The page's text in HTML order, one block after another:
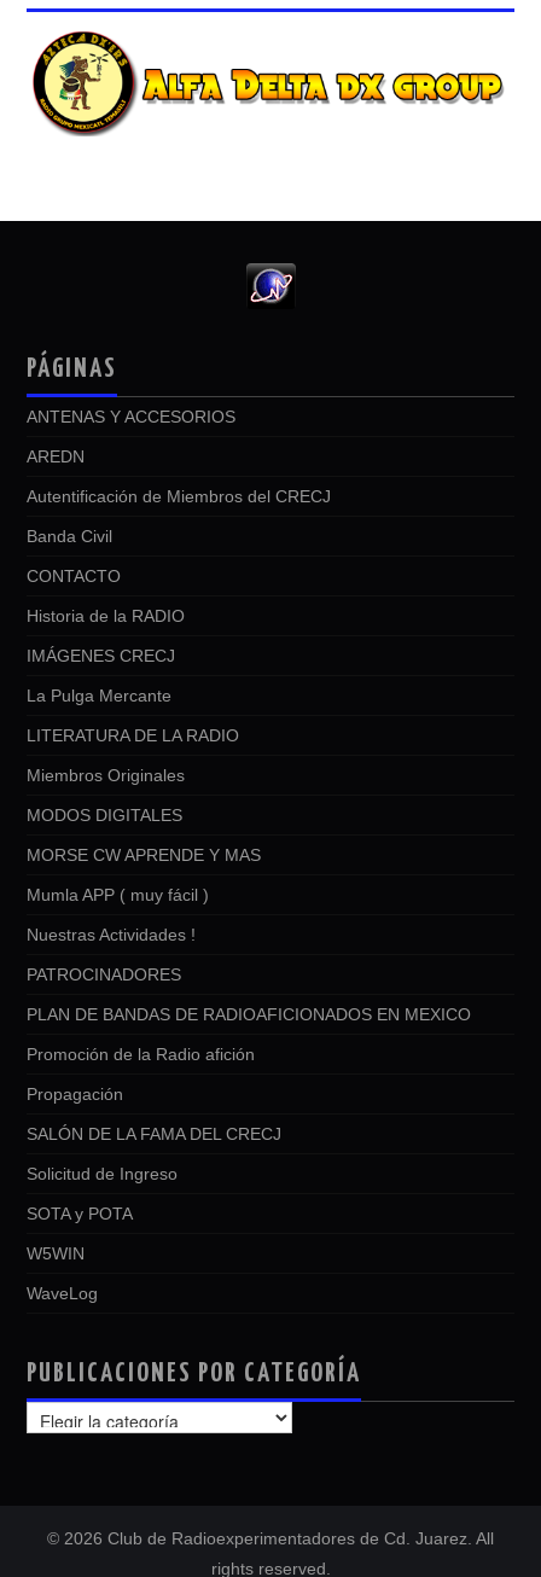
PÁGINAS
ANTENAS Y ACCESORIOS
AREDN
Autentificación de Miembros del CRECJ
Banda Civil
CONTACTO
Historia de la RADIO
IMÁGENES CRECJ
La Pulga Mercante
LITERATURA DE LA RADIO
Miembros Originales
MODOS DIGITALES
MORSE CW APRENDE Y MAS
Mumla APP ( muy fácil )
Nuestras Actividades !
PATROCINADORES
PLAN DE BANDAS DE RADIOAFICIONADOS EN MEXICO
Promoción de la Radio afición
Propagación
SALÓN DE LA FAMA DEL CRECJ
Solicitud de Ingreso
SOTA y POTA
W5WIN
WaveLog
PUBLICACIONES POR CATEGORÍA
PUBLICACIONES
POR
© 2026 Club de Radioexperimentadores de Cd. Juarez. All
rights reserved.